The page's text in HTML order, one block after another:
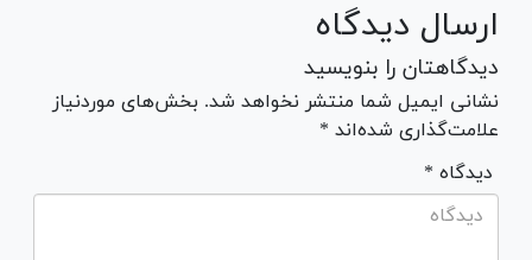
ارسال دیدگاه
دیدگاهتان را بنویسید
نشانی ایمیل شما منتشر نخواهد شد. بخش‌های موردنیاز
علامت‌گذاری شده‌اند *
* دیدگاه